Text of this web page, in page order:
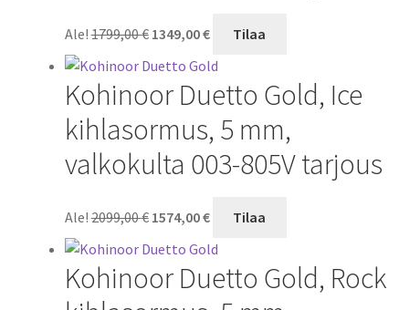
Ale!1799,00€
hinta
oli:
1799,00 €.
1349,00€
on:
1349,00 €.
Tilaa
Kohinoor Duetto Gold, Ice
kihlasormus, 5 mm,
valkokulta 003-805V tarjous
Ale!2099,00€
hinta
oli:
2099,00 €.
1574,00€
on:
1574,00 €.
Tilaa
Kohinoor Duetto Gold, Rock